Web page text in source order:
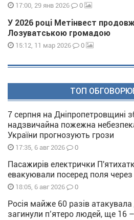
17:00, 29 янв 2026 0
У 2026 році Метінвест
Лозуватською громадою
15:12, 11 мар 2026 0
ТОП
7 серпня на Дніпропетровщині
надзвичайна пожежна
України прогнозують грози
17:35, 6 авг 2026 0
Пасажирів електрички
евакуювали посеред поля через
18:05, 6 авг 2026 0
Росія майже 60 разів
загинули п’ятеро людей, ще 16